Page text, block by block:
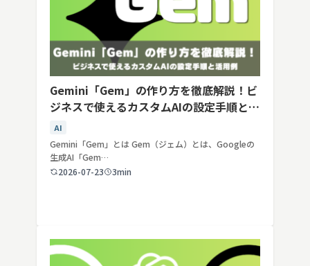
Gemini「Gem」の作り方を徹底解説！ビ
ジネスで使えるカスタムAIの設定手順と活
用例
AI
Gemini「Gem」とは Gem（ジェム）とは、Googleの
生成AI「Gem…
2026-07-23
3min